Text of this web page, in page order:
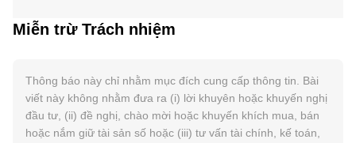
Miễn trừ Trách nhiệm
Thông báo này chỉ nhằm mục đích cung cấp thông tin. Bài
viết này không nhằm đưa ra (i) lời khuyên hoặc khuyến nghị
đầu tư, (ii) đề nghị, chào mời hoặc khuyến khích mua, bán
hoặc nắm giữ tài sản số hoặc (iii) tư vấn tài chính, kế toán,